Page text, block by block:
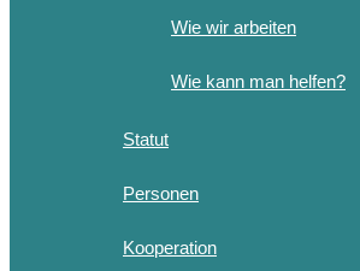
Wie wir arbeiten
Wie kann man helfen?
Statut
Personen
Kooperation